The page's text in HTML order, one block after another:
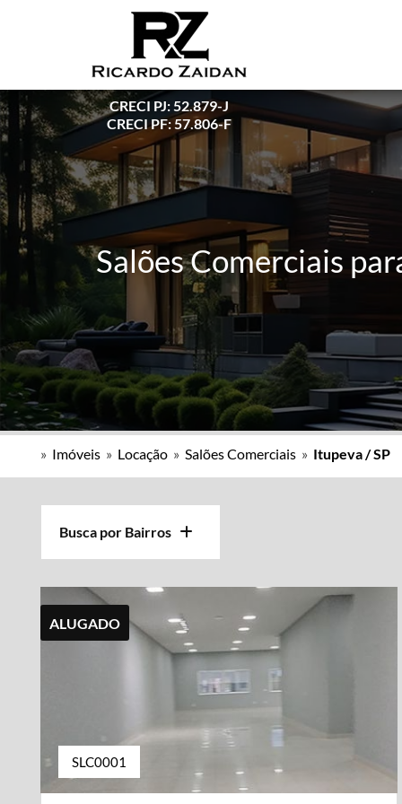
CRECI PJ: 52.879-J
CRECI PF: 57.806-F
Salões Comerciais
» Imóveis » Locação » Salões Comerciais » Itupeva / SP
Busca por Bairros
ALUGADO
SLC0001